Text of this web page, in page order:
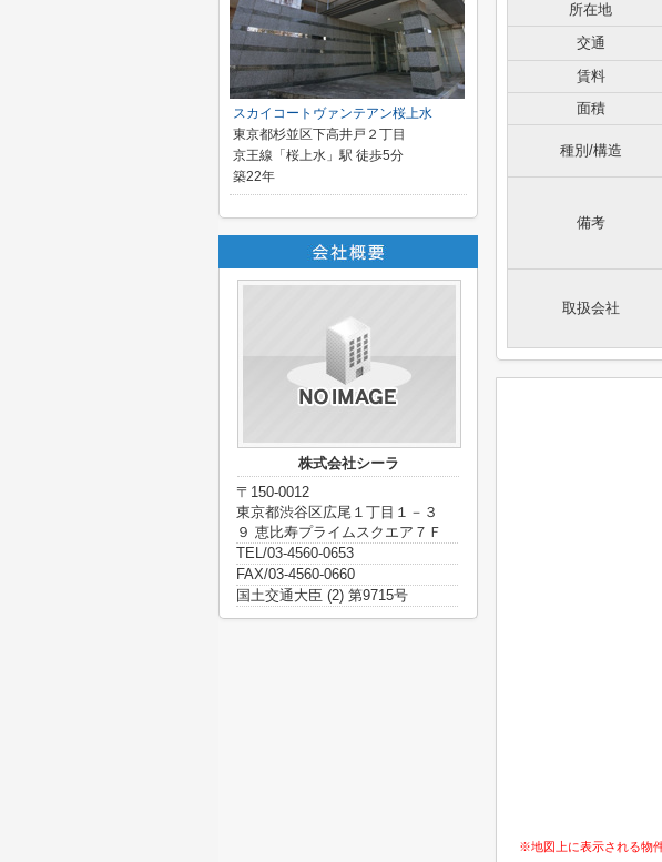
所在地
交通
賃料
面積
種別/構造
備考
取扱会社
※地図上に表示される物
スカイコートヴァンテアン桜上水
東京都杉並区下高井戸２丁目
京王線「桜上水」駅 徒歩5分
築22年
株式会社シーラ
〒150-0012
東京都渋谷区広尾１丁目１－３
９ 恵比寿プライムスクエア７Ｆ
TEL/03-4560-0653
FAX/03-4560-0660
国土交通大臣 (2) 第9715号